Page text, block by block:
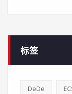
标签
DeDe